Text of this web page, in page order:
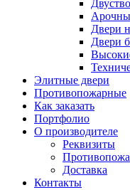
Двери
Двери
Элитные двери
Противопожарные
Как заказать
Портфолио
О производителе
Реквизиты
Доставка
Контакты